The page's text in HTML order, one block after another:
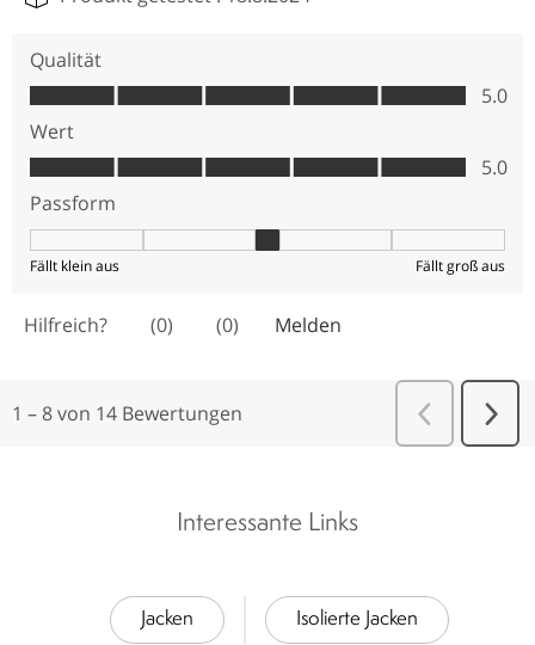
Interessante Links
Jacken Isolierte Jacken